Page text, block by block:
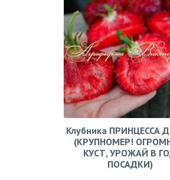
Клубника ПРИНЦЕССА
(КРУПНОМЕР!
КУСТ, УРОЖАЙ В
ПОСАДКИ)